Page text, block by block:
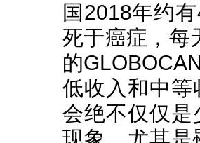
国2018年约
死于癌症，每
的
低收入和中等
会绝不仅仅